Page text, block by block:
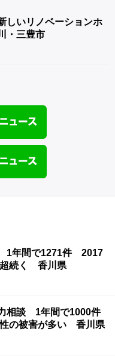
しいリノベーションホ
・三豊市
1年間で1271件 2017
続く 香川県
相談 1年間で1000件
の被害が多い 香川県